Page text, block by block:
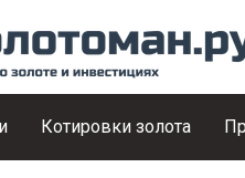
Котировки золота